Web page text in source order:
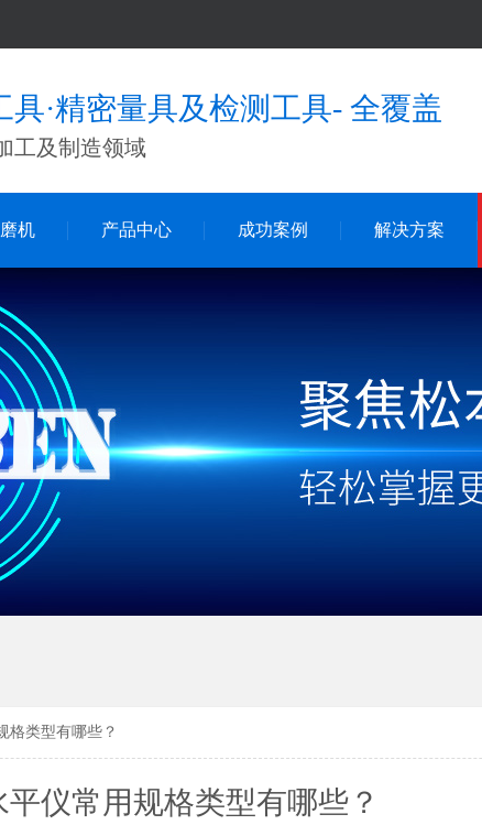
具·精密量具及检测工具- 全覆盖
工及制造领域
机 产品中心 成功案例 解决方案
格类型有哪些？
平仪常用规格类型有哪些？